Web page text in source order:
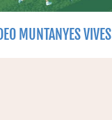
MUNTANYES VIVES